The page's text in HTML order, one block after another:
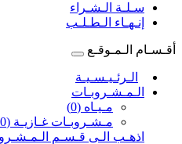
سـلـة الـشـراء
إنـهـاء الـطـلـب
أقـسـام الـمـوقـع
الـرئـيـسـيـة
الـمـشـروبـات
مـيـاه (0)
مـشـروبـات غـازيـة (0)
اذهـب الـى قـسـم